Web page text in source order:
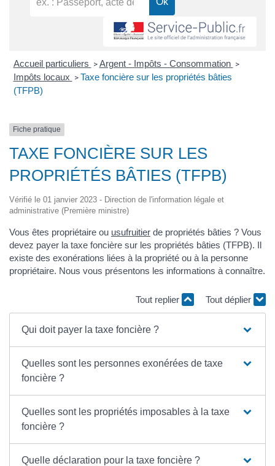
Accueil particuliers > Argent - Impôts - Consommation >
Impôts locaux > Taxe foncière sur les propriétés bâties
(TFPB)
Fiche pratique
TAXE FONCIÈRE SUR LES
PROPRIÉTÉS BÂTIES (TFPB)
Vérifié le 01 janvier 2023 - Direction de l'information légale et
administrative (Première ministre)
Vous êtes propriétaire ou usufruitier de propriétés bâties ? Vous
devez payer la taxe foncière sur les propriétés bâties (TFPB). Il
existe des exonérations liées à la propriété ou à la personne
propriétaire. Nous vous présentons les informations à connaître.
Tout replier Tout déplier
Qui doit payer la taxe foncière ?
Quelles sont les personnes exonérées de taxe
foncière ?
Quelles sont les propriétés imposables à la taxe
foncière ?
Quelle déclaration pour la taxe foncière ?